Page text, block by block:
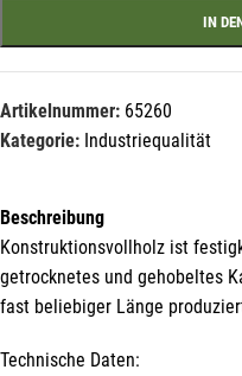
IN
Artikelnummer: 65260
Kategorie: Industriequalität
Beschreibung
Konstruktionsvollholz ist
getrocknetes und gehobeltes
fast beliebiger Länge
Technische Daten:
Zwecke der Zusendung von
Liechtenstein Holztreff
Datenschutzerklärung
freiwillig und kann jederzeit
der Liechtenstein Holztreff
widerrufen werden.